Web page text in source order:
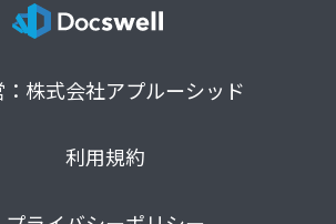
株式会社アプルーシッド
利用規約